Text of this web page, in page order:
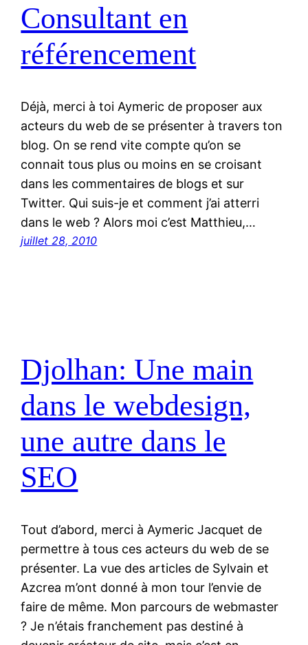
Consultant en
référencement
Déjà, merci à toi Aymeric de proposer aux
acteurs du web de se présenter à travers ton
blog. On se rend vite compte qu’on se
connait tous plus ou moins en se croisant
dans les commentaires de blogs et sur
Twitter. Qui suis-je et comment j’ai atterri
dans le web ? Alors moi c’est Matthieu,…
juillet 28, 2010
Djolhan: Une main
dans le webdesign,
une autre dans le
SEO
Tout d’abord, merci à Aymeric Jacquet de
permettre à tous ces acteurs du web de se
présenter. La vue des articles de Sylvain et
Azcrea m’ont donné à mon tour l’envie de
faire de même. Mon parcours de webmaster
? Je n’étais franchement pas destiné à